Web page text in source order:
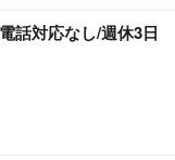
話対応なし/週休3日